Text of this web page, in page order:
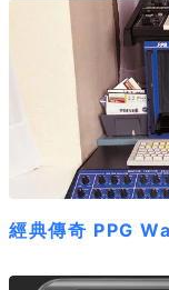
經典傳奇 PPG